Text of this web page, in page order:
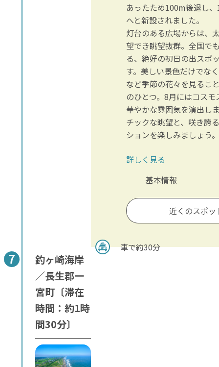
あったため100m後退し
へと新設されました。
灯台のある広場からは、
望でき眺望抜群。全国で
る、絶好の初日の出スポ
す。美しい景色だけでな
など季節の花々を見るこ
のひとつ。8月にはコス
華やかな雰囲気を演出し
チックな眺望と、咲き誇
ションを楽しみましょう
詳しく見る
基本情報
近くのスポッ
釣ヶ崎海岸
／長生郡一
宮町〔滞在
時間：約1時
間30分〕
車で約30分